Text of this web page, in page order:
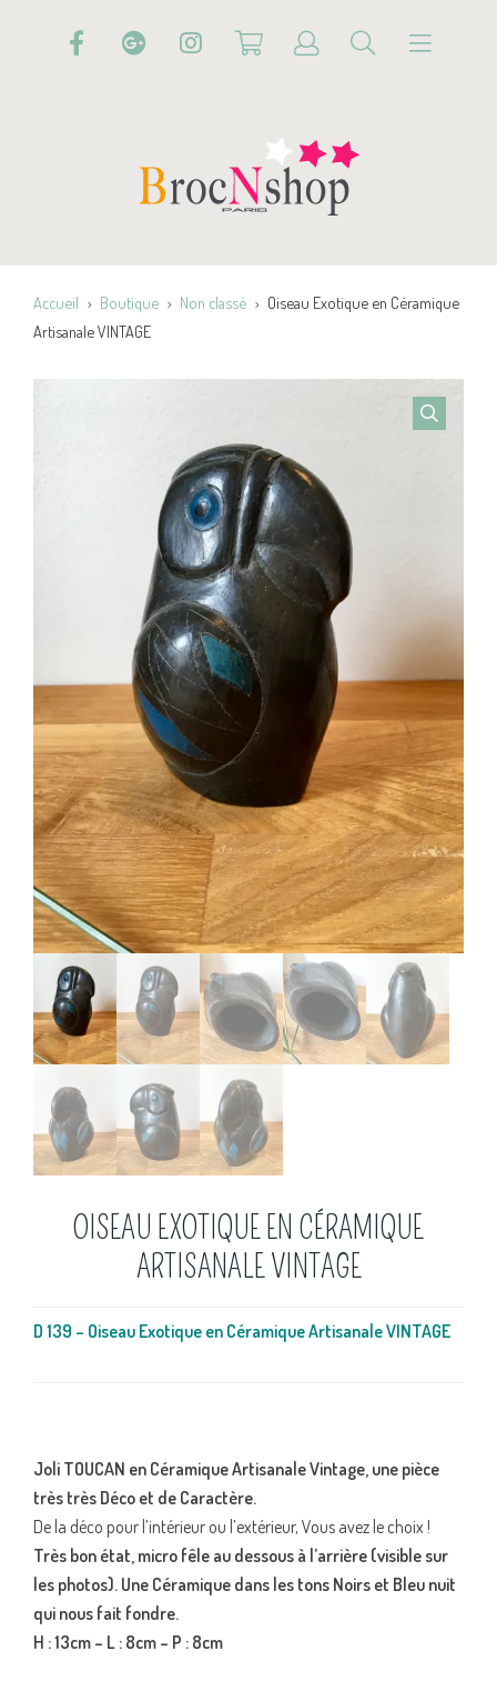
Accueil Boutique Non classé
Oiseau Exotique en Céramique
Artisanale VINTAGE
OISEAU EXOTIQUE EN CÉRAMIQUE
ARTISANALE VINTAGE
D 139 – Oiseau Exotique en Céramique Artisanale VINTAGE
Joli TOUCAN en Céramique Artisanale Vintage, une pièce
très très Déco et de Caractère.
De la déco pour l’intérieur ou l’extérieur, Vous avez le choix !
Très bon état, micro fêle au dessous à l’arrière (visible sur
les photos). Une Céramique dans les tons Noirs et Bleu nuit
qui nous fait fondre.
H : 13cm – L : 8cm – P : 8cm